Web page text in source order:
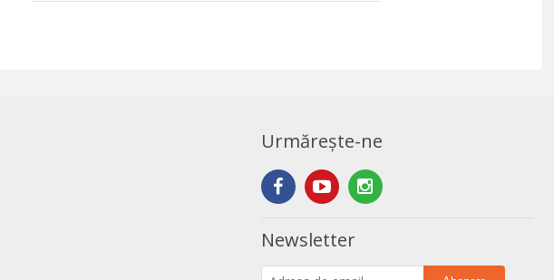
Urmărește-ne
Newsletter